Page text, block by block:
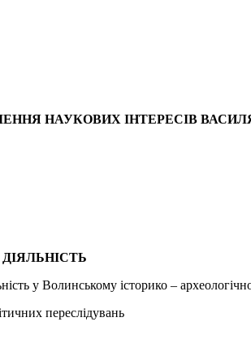
НАУКОВИХ ІНТЕРЕСІВ
у Волинському історико –
переслідувань